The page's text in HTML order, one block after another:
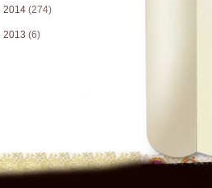
2014 (274)
2013 (6)